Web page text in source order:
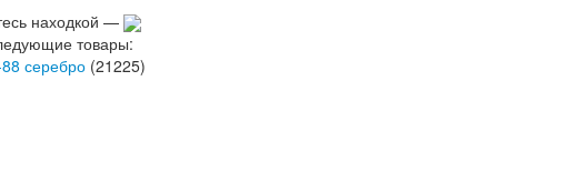
находкой —
товары:
серебро (21225)